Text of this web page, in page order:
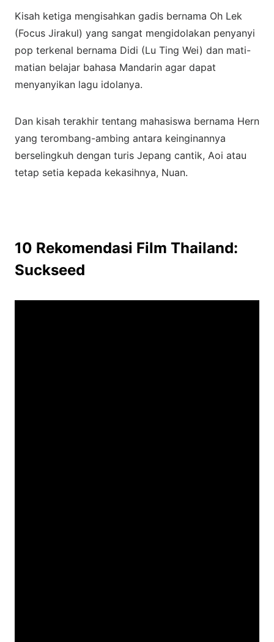
Kisah ketiga mengisahkan gadis bernama Oh Lek
(Focus Jirakul) yang sangat mengidolakan penyanyi
pop terkenal bernama Didi (Lu Ting Wei) dan mati-
matian belajar bahasa Mandarin agar dapat
menyanyikan lagu idolanya.
Dan kisah terakhir tentang mahasiswa bernama Hern
yang terombang-ambing antara keinginannya
berselingkuh dengan turis Jepang cantik, Aoi atau
tetap setia kepada kekasihnya, Nuan.
10 Rekomendasi Film Thailand:
Suckseed